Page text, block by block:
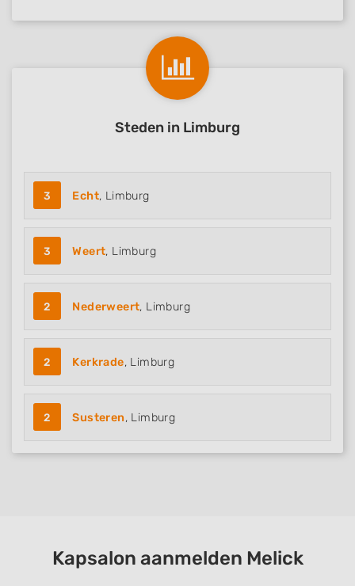
Steden in Limburg
3 Echt, Limburg
3 Weert, Limburg
2 Nederweert, Limburg
2 Kerkrade, Limburg
2 Susteren, Limburg
Kapsalon aanmelden Melick
Identify devices based on information
Non-IAB processing purposes:
Advertising